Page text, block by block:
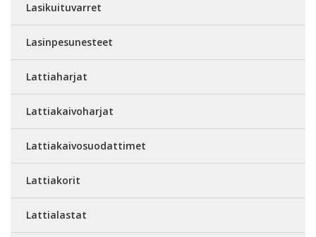
Lasikuituvarret
Lasinpesunesteet
Lattiaharjat
Lattiakaivoharjat
Lattiakaivosuodattimet
Lattiakorit
Lattialastat